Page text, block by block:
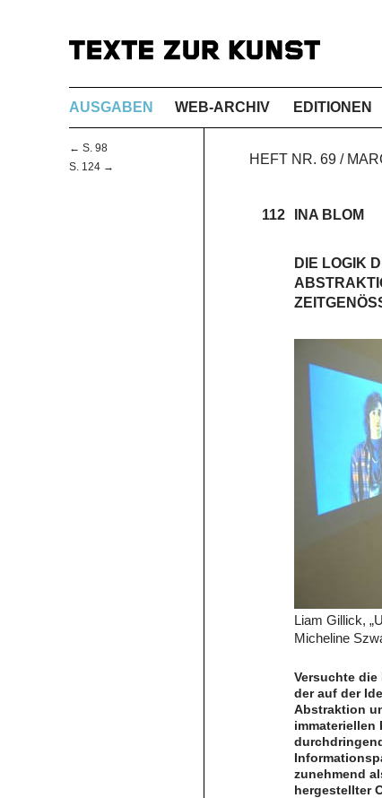
AUSGABEN WEB-ARCHIV EDITIONEN
← S. 98
S. 124 →
HEFT NR. 69 /
112 INA BLOM
DIE LOGIK
Liam Gillick,
Micheline
Versuchte
der auf der
Abstraktion
immateriellen
zunehmend
hergestellter